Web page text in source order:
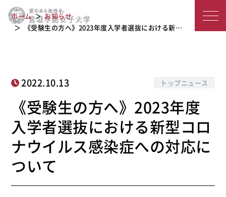
城
子
大
学
における新型コロナウイルス感染症へ
の対応について
ホーム
お知らせ
《受験生の方へ》2023年度入学者選抜における新…
2022.10.13 トップニュース
《受験生の方へ》2023年度
入学者選抜における新型コロ
ナウイルス感染症への対応に
ついて